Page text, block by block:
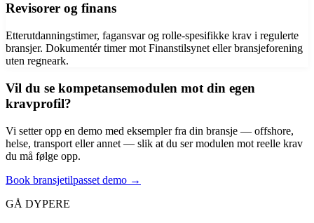
Revisorer og finans
Etterutdanningstimer, fagansvar og rolle-spesifikke krav i regulerte
bransjer. Dokumentér timer mot Finanstilsynet eller bransjeforening
uten regneark.
Vil du se kompetansemodulen mot din egen
kravprofil?
Vi setter opp en demo med eksempler fra din bransje — offshore,
helse, transport eller annet — slik at du ser modulen mot reelle krav
du må følge opp.
Book bransjetilpasset demo →
GÅ DYPERE